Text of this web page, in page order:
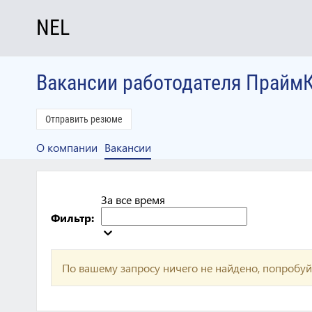
NEL
Вакансии работодателя
Отправить резюме
О компании Вакансии
Фильтр:
За все время
По вашему запросу ничего не найдено,